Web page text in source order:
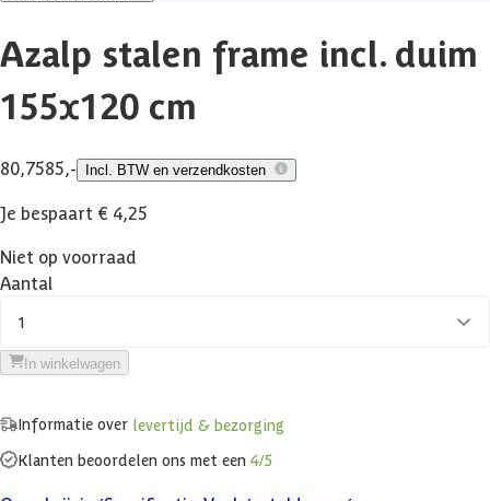
Azalp stalen frame incl. duim
155x120 cm
80,7585,- Incl. BTW en verzendkosten
Je bespaart € 4,25
Niet op voorraad
Aantal
1
In winkelwagen
Informatie over levertijd & bezorging
Klanten beoordelen ons met een 4/5